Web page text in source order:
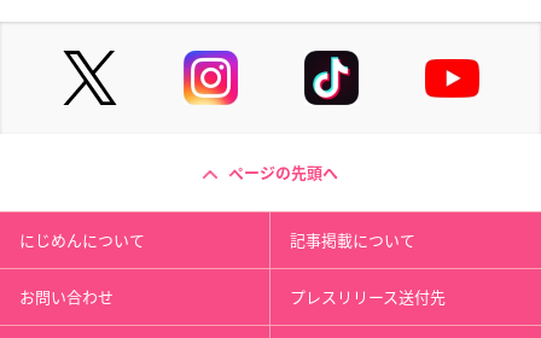
ページの先頭へ
にじめんについて 記事掲載について
お問い合わせ プレスリリース送付先